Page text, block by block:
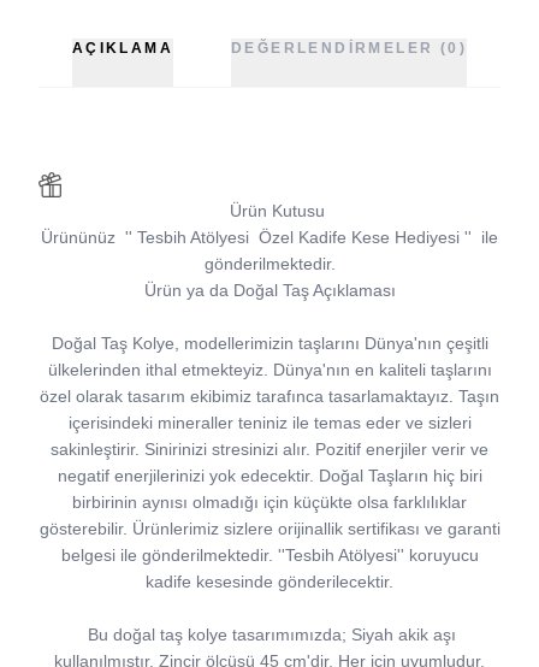
AÇIKLAMA DEĞERLENDIRMELER (0)
Ürün Kutusu
Ürününüz '' Tesbih Atölyesi Özel Kadife Kese Hediyesi ''
ile
gönderilmektedir.
Ürün ya da Doğal Taş Açıklaması
Doğal Taş Kolye, modellerimizin taşlarını Dünya'nın çeşitli
ülkelerinden ithal etmekteyiz. Dünya'nın en kaliteli taşlarını
özel olarak tasarım ekibimiz tarafınca tasarlamaktayız. Taşın
içerisindeki mineraller teniniz ile temas eder ve sizleri
sakinleştirir. Sinirinizi stresinizi alır. Pozitif enerjiler verir ve
negatif enerjilerinizi yok edecektir. Doğal Taşların hiç biri
birbirinin aynısı olmadığı için küçükte olsa farklılıklar
gösterebilir. Ürünlerimiz sizlere orijinallik sertifikası ve garanti
belgesi ile gönderilmektedir. ''Tesbih Atölyesi'' koruyucu
kadife kesesinde gönderilecektir.
Bu doğal taş kolye tasarımımızda; Siyah akik aşı
kullanılmıştır. Zincir ölçüsü 45 cm'dir. Her için uyumludur.